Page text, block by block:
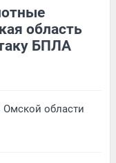
область
БПЛА
области